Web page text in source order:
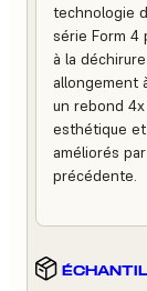
technologie
série Form 4
à la
allongement
un rebond 4x
esthétique
améliorés
précédente.